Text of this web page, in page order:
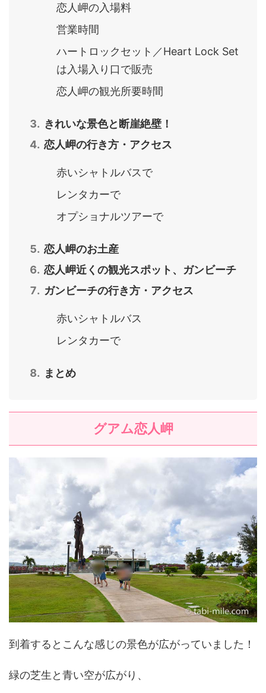
恋人岬の入場料
営業時間
ハートロックセット／Heart Lock Set
は入場入り口で販売
恋人岬の観光所要時間
きれいな景色と断崖絶壁！
恋人岬の行き方・アクセス
赤いシャトルバスで
レンタカーで
オプショナルツアーで
恋人岬のお土産
恋人岬近くの観光スポット、ガンビーチ
ガンビーチの行き方・アクセス
赤いシャトルバス
レンタカーで
まとめ
グアム恋人岬
到着するとこんな感じの景色が広がっていました！
緑の芝生と青い空が広がり、